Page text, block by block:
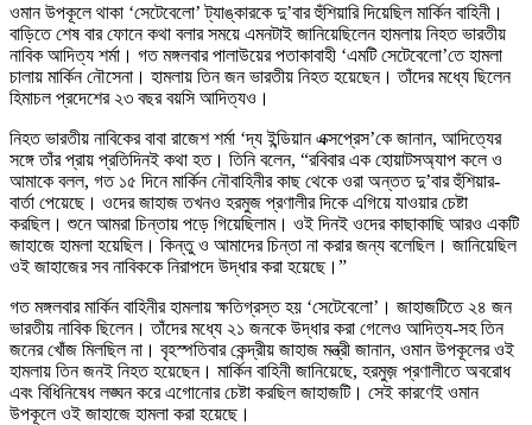
ওমান উপকূলে থাকা ‘সেটেবেলো’ ট্যাঙ্কারকে দু’বার হুঁশিয়ারি দিয়েছিল মার্কিন বাহিনী।
বাড়িতে শেষ বার ফোনে কথা বলার সময়ে এমনটাই জানিয়েছিলেন হামলায় নিহত ভারতীয়
নাবিক আদিত্য শর্মা। গত মঙ্গলবার পালাউয়ের পতাকাবাহী ‘এমটি সেটেবেলো’তে হামলা
চালায় মার্কিন নৌসেনা। হামলায় তিন জন ভারতীয় নিহত হয়েছেন। তাঁদের মধ্যে ছিলেন
হিমাচল প্রদেশের ২৩ বছর বয়সি আদিত্যও।
নিহত ভারতীয় নাবিকের বাবা রাজেশ শর্মা ‘দ্য ইন্ডিয়ান এক্সপ্রেস’কে জানান, আদিত্যের
সঙ্গে তাঁর প্রায় প্রতিদিনই কথা হত। তিনি বলেন, “রবিবার এক হোয়াটসঅ্যাপ কলে ও
আমাকে বলল, গত ১৫ দিনে মার্কিন নৌবাহিনীর কাছ থেকে ওরা অন্তত দু’বার হুঁশিয়ার-
বার্তা পেয়েছে। ওদের জাহাজ তখনও হরমুজ প্রণালীর দিকে এগিয়ে যাওয়ার চেষ্টা
করছিল। শুনে আমরা চিন্তায় পড়ে গিয়েছিলাম। ওই দিনই ওদের কাছাকাছি আরও একটি
জাহাজে হামলা হয়েছিল। কিন্তু ও আমাদের চিন্তা না করার জন্য বলেছিল। জানিয়েছিল
ওই জাহাজের সব নাবিককে নিরাপদে উদ্ধার করা হয়েছে।”
গত মঙ্গলবার মার্কিন বাহিনীর হামলায় ক্ষতিগ্রস্ত হয় ‘সেটেবেলো’। জাহাজটিতে ২৪ জন
ভারতীয় নাবিক ছিলেন। তাঁদের মধ্যে ২১ জনকে উদ্ধার করা গেলেও আদিত্য-সহ তিন
জনের খোঁজ মিলছিল না। বৃহস্পতিবার কেন্দ্রীয় জাহাজ মন্ত্রী জানান, ওমান উপকূলের ওই
হামলায় তিন জনই নিহত হয়েছেন। মার্কিন বাহিনী জানিয়েছে, হরমুজ় প্রণালীতে অবরোধ
এবং বিধিনিষেধ লঙ্ঘন করে এগোনোর চেষ্টা করছিল জাহাজটি। সেই কারণেই ওমান
উপকূলে ওই জাহাজে হামলা করা হয়েছে।